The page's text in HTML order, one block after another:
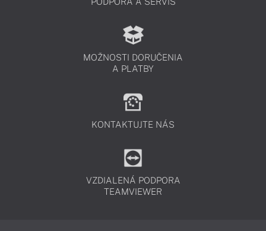
MOŽNOSTI DORUČENIA
A PLATBY
KONTAKTUJTE NÁS
VZDIALENÁ PODPORA
TEAMVIEWER